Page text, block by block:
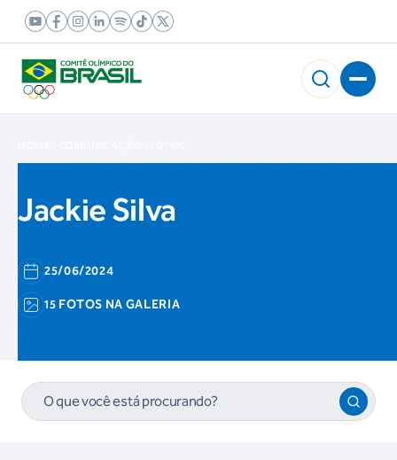
Jackie Silva
25/06/2024
15 FOTOS NA GALERIA